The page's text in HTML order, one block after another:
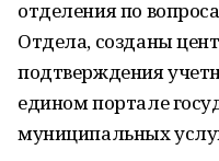
отделения по
Отдела, созданы
подтверждения
едином портале
муниципальных